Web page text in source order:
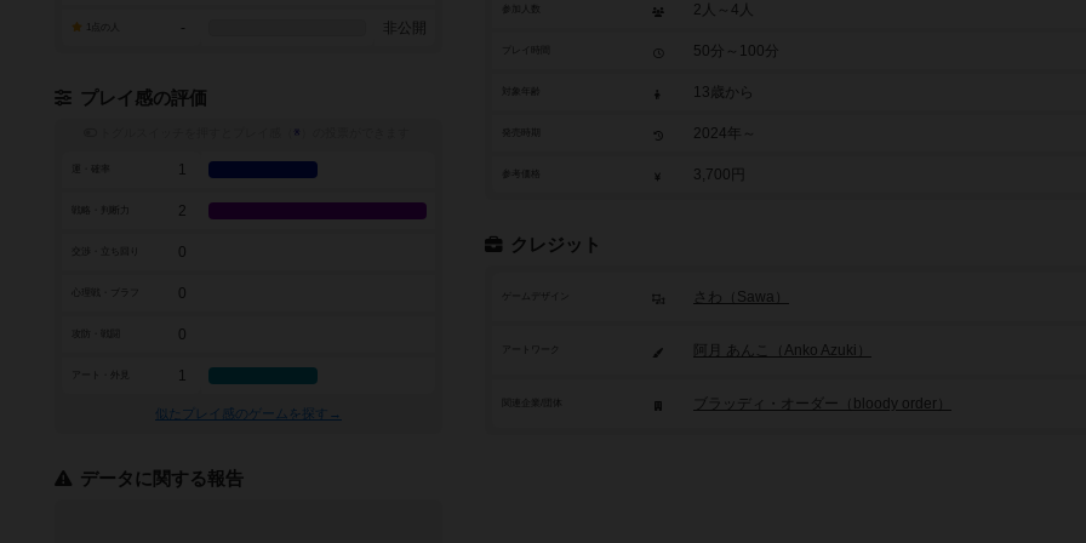
参加人数 2人～4人
50分～100分
13歳から
2024年～
参考価格 3,700円
クレジット
ゲームデザイン さわ（Sawa）
アートワーク 阿月 あんこ（Anko Azuki）
ブラッディ・オーダー（bloody order）
- 非公開
プレイ感の評価
※
1
戦略・判断力 2
0
0
0
アート・外見 1
似たプレイ感のゲームを探す→
データに関する報告